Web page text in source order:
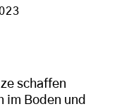
schaffen
im Boden und